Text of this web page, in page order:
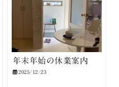
年末年始の休業案内
2025/12/23